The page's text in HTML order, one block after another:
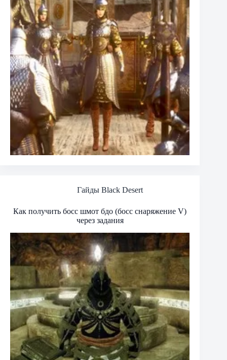
Гайды Black Desert
Как получить босс шмот бдо (босс снаряжение V)
через задания